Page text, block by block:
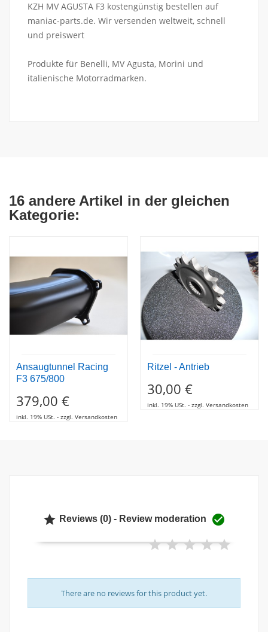
KZH MV AGUSTA F3 kostengünstig bestellen auf
maniac-parts.de. Wir versenden weltweit, schnell
und preiswert
Produkte für Benelli, MV Agusta, Morini und
italienische Motorradmarken.
16 andere Artikel in der gleichen
Kategorie:
Ansaugtunnel Racing
F3 675/800
379,00 €
inkl. 19% USt. - zzgl. Versandkosten
Ritzel - Antrieb
30,00 €
inkl. 19% USt. - zzgl. Versandkosten
 Reviews (0) - Review moderation 
There are no reviews for this product yet.